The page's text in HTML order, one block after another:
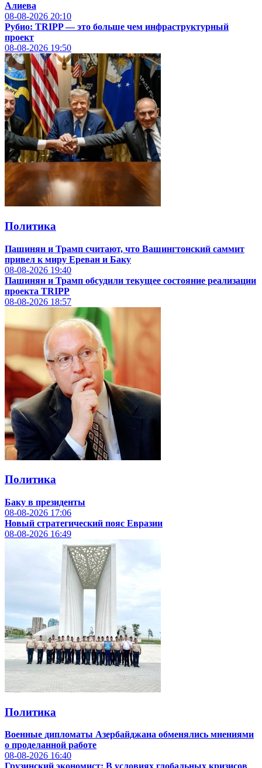
Алиева
08-08-2026 20:10
Рубио: TRIPP — это больше чем инфраструктурный
проект
08-08-2026 19:50
Политика
Пашинян и Трамп считают, что Вашингтонский саммит
привел к миру Ереван и Баку
08-08-2026 19:40
Пашинян и Трамп обсудили текущее состояние реализации
проекта TRIPP
08-08-2026 18:57
Политика
Баку в президенты
08-08-2026 17:06
Новый стратегический пояс Евразии
08-08-2026 16:49
Политика
Военные дипломаты Азербайджана обменялись мнениями
о проделанной работе
08-08-2026 16:40